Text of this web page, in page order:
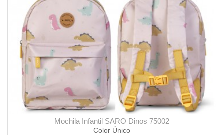
Mochila Infantil SARO Dinos 75002
Color Único